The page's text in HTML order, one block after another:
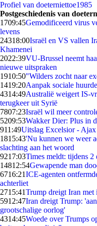
Profiel van doeterniettoe1985
Postgeschiedenis van
1709:45Gemodificeerd virus
levens
24318:00Israël en VS vallen
Khamenei
2022:39VU-Brussel neemt
nieuwe uitspraken
1910:50"Wilders zocht naar
1419:20Aanpak sociale
4314:49Australië weigert IS-
terugkeer uit Syrië
7807:23Israël wil meer
5209:53Wakker Dier: Plus in
911:49Uitslag Excelsior - Ajax
1815:43'Nu kunnen we weer
slachting aan het woord
9217:03Times meldt: tijdens 2
14812:54Gewapende man
6716:21ICE-agenten
achterliet
2715:41Trump dreigt Iran met
5912:47Iran dreigt Trump:
grootschalige oorlog'
4314:45Woede over Trumps